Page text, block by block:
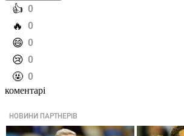
️👍 0
️🔥 0
️😄 0
️😢 0
️🤬 0
коментарі